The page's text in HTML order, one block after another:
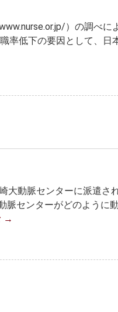
）の調べに
率低下の要因として、日
大動脈センターに派遣さ
脈センターがどのように
→